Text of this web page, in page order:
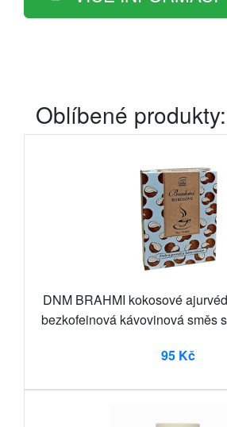
Oblíbené produkty:
DNM BRAHMI kokosové
bezkofeinová kávovinová směs
95 Kč